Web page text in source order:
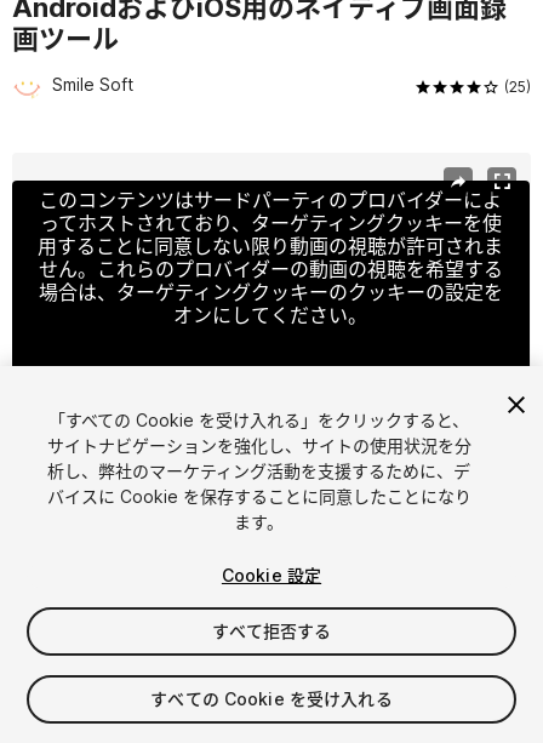
AndroidおよびiOS用のネイティブ画面録
画ツール
Smile Soft (25)
このコンテンツはサードパーティのプロバイダーによ
ってホストされており、ターゲティングクッキーを使
用することに同意しない限り動画の視聴が許可されま
せん。これらのプロバイダーの動画の視聴を希望する
場合は、ターゲティングクッキーのクッキーの設定を
オンにしてください。
クッキーの設定
1/13
$30
「すべての Cookie を受け入れる」をクリックすると、
サイトナビゲーションを強化し、サイトの使用状況を分
析し、弊社のマーケティング活動を支援するために、デ
バイスに Cookie を保存することに同意したことになり
ます。
Cookie 設定
すべて拒否する
すべての Cookie を受け入れる